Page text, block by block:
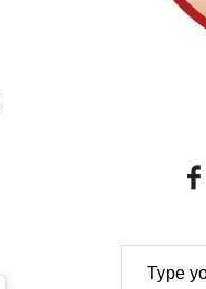
Type your email…